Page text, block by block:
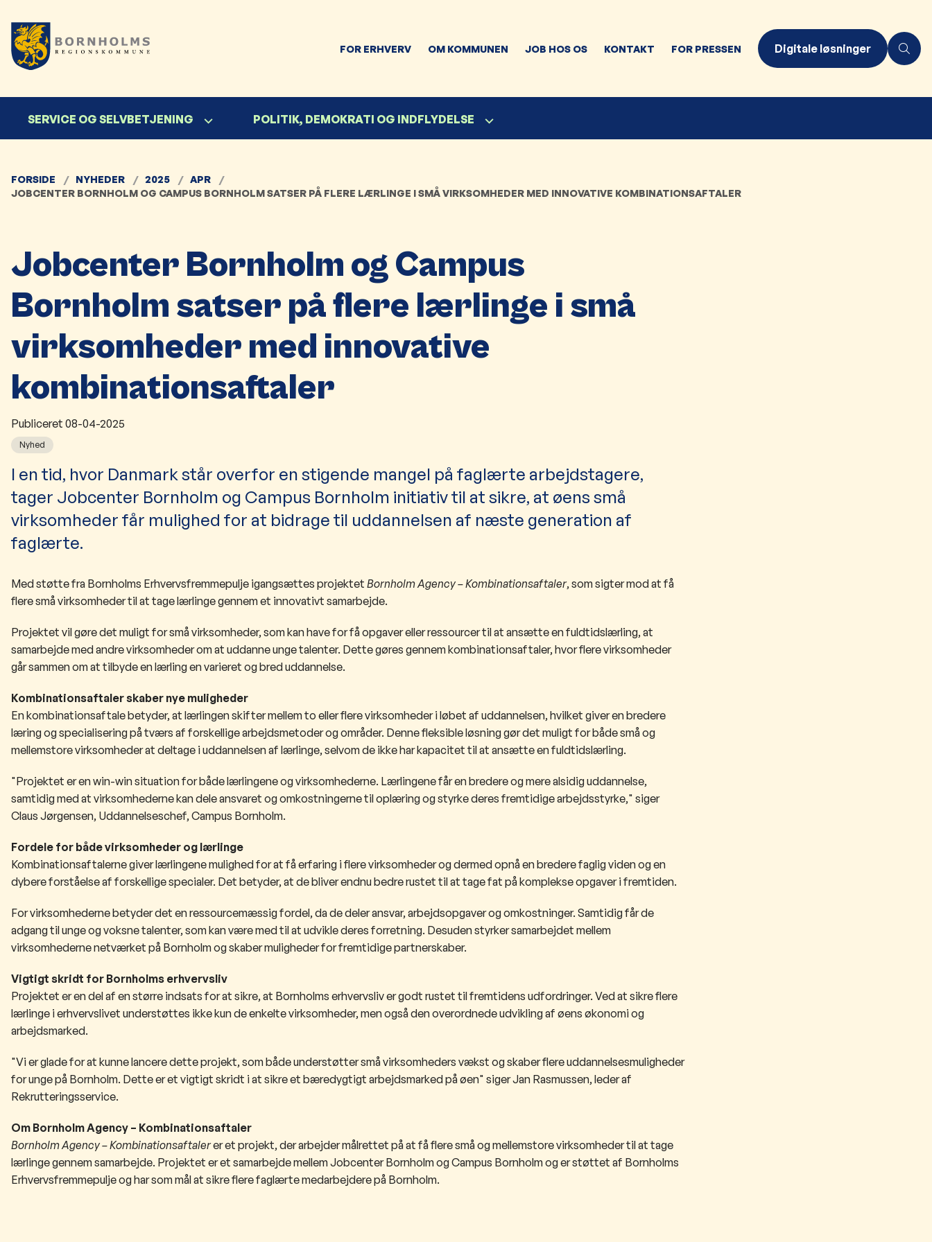
FOR ERHVERV OM KOMMUNEN JOB HOS OS KONTAKT FOR PRESSEN Digitale løsninger
SERVICE OG SELVBETJENING POLITIK, DEMOKRATI OG INDFLYDELSE
FORSIDE NYHEDER 2025
APR
JOBCENTER BORNHOLM OG CAMPUS BORNHOLM SATSER PÅ FLERE LÆRLINGE I SMÅ VIRKSOMHEDER MED INNOVATIVE KOMBINATIONSAFTALER
Jobcenter Bornholm og Campus
Bornholm satser på flere lærlinge i små
virksomheder med innovative
kombinationsaftaler
Publiceret 08-04-2025
Nyhed
I en tid, hvor Danmark står overfor en stigende mangel på faglærte arbejdstagere,
tager Jobcenter Bornholm og Campus Bornholm initiativ til at sikre, at øens små
virksomheder får mulighed for at bidrage til uddannelsen af næste generation af
faglærte.
Med støtte fra Bornholms Erhvervsfremmepulje igangsættes projektet Bornholm Agency – Kombinationsaftaler, som sigter mod at få
flere små virksomheder til at tage lærlinge gennem et innovativt samarbejde.
Projektet vil gøre det muligt for små virksomheder, som kan have for få opgaver eller ressourcer til at ansætte en fuldtidslærling, at
samarbejde med andre virksomheder om at uddanne unge talenter. Dette gøres gennem kombinationsaftaler, hvor flere virksomheder
går sammen om at tilbyde en lærling en varieret og bred uddannelse.
Kombinationsaftaler skaber nye muligheder
En kombinationsaftale betyder, at lærlingen skifter mellem to eller flere virksomheder i løbet af uddannelsen, hvilket giver en bredere
læring og specialisering på tværs af forskellige arbejdsmetoder og områder. Denne fleksible løsning gør det muligt for både små og
mellemstore virksomheder at deltage i uddannelsen af lærlinge, selvom de ikke har kapacitet til at ansætte en fuldtidslærling.
"Projektet er en win-win situation for både lærlingene og virksomhederne. Lærlingene får en bredere og mere alsidig uddannelse,
samtidig med at virksomhederne kan dele ansvaret og omkostningerne til oplæring og styrke deres fremtidige arbejdsstyrke," siger
Claus Jørgensen, Uddannelseschef, Campus Bornholm.
Fordele for både virksomheder og lærlinge
Kombinationsaftalerne giver lærlingene mulighed for at få erfaring i flere virksomheder og dermed opnå en bredere faglig viden og en
dybere forståelse af forskellige specialer. Det betyder, at de bliver endnu bedre rustet til at tage fat på komplekse opgaver i fremtiden.
For virksomhederne betyder det en ressourcemæssig fordel, da de deler ansvar, arbejdsopgaver og omkostninger. Samtidig får de
adgang til unge og voksne talenter, som kan være med til at udvikle deres forretning. Desuden styrker samarbejdet mellem
virksomhederne netværket på Bornholm og skaber muligheder for fremtidige partnerskaber.
Vigtigt skridt for Bornholms erhvervsliv
Projektet er en del af en større indsats for at sikre, at Bornholms erhvervsliv er godt rustet til fremtidens udfordringer. Ved at sikre flere
lærlinge i erhvervslivet understøttes ikke kun de enkelte virksomheder, men også den overordnede udvikling af øens økonomi og
arbejdsmarked.
"Vi er glade for at kunne lancere dette projekt, som både understøtter små virksomheders vækst og skaber flere uddannelsesmuligheder
for unge på Bornholm. Dette er et vigtigt skridt i at sikre et bæredygtigt arbejdsmarked på øen" siger Jan Rasmussen, leder af
Rekrutteringsservice.
Om Bornholm Agency – Kombinationsaftaler
Bornholm Agency – Kombinationsaftalerer et projekt, der arbejder målrettet på at få flere små og mellemstore virksomheder til at tage
lærlinge gennem samarbejde. Projektet er et samarbejde mellem Jobcenter Bornholm og Campus Bornholm og er støttet af Bornholms
Erhvervsfremmepulje og har som mål at sikre flere faglærte medarbejdere på Bornholm.